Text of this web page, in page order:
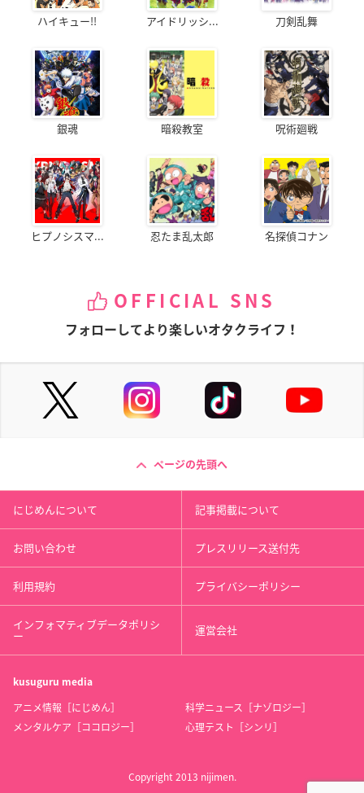
ハイキュー!! アイドリッシ... 刀剣乱舞
銀魂 暗殺教室 呪術廻戦
ヒプノシスマ... 忍たま乱太郎 名探偵コナン
OFFICIAL SNS
フォローしてより楽しいオタクライフ！
ページの先頭へ
にじめんについて 記事掲載について
お問い合わせ プレスリリース送付先
利用規約 プライバシーポリシー
インフォマティブデータポリシ
ー 運営会社
kusuguru media
アニメ情報［にじめん］
科学ニュース［ナゾロジー］
メンタルケア［ココロジー］
心理テスト［シンリ］
Copyright 2013 nijimen.